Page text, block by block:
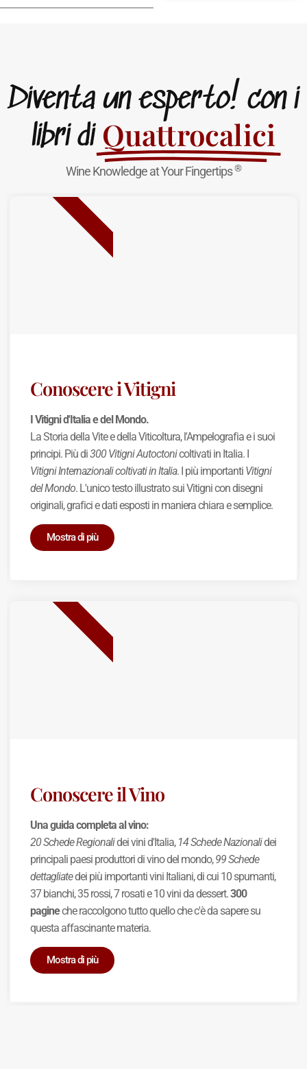
Diventa un esperto! con i
libri di Quattrocalici
Wine Knowledge at Your Fingertips®
Conoscere i Vitigni
I Vitigni d'Italia e del Mondo.
La Storia della Vite e della Viticoltura, l'Ampelografia e i suoi
principi. Più di300 Vitigni Autoctonicoltivati in Italia. I
Vitigni Internazionali coltivati in Italia. I più importanti Vitigni
del Mondo. L'unico testo illustrato sui Vitigni con disegni
originali, grafici e dati esposti in maniera chiara e semplice.
Mostra di più
NUOVA USCITA
Conoscere il Vino
Una guida completa al vino:
20 Schede Regionalidei vini d'Italia, 14 Schede Nazionalidei
principali paesi produttori di vino del mondo,99 Schede
dettagliatedei più importanti vini Italiani, di cui 10 spumanti,
37 bianchi, 35 rossi, 7 rosati e 10 vini da dessert.300
pagineche raccolgono tutto quello che c'è da sapere su
questa affascinante materia.
Mostra di più
BEST SELLER